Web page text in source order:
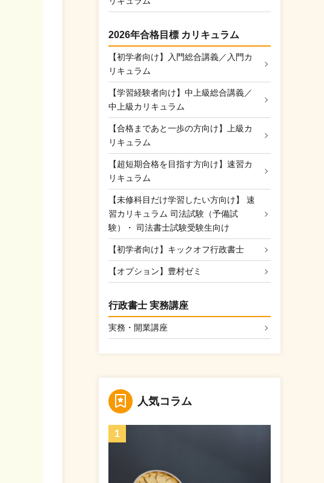
2026年合格目標 カリキュラム
【初学者向け】入門総合講義／入門カ
リキュラム
【学習経験者向け】中上級総合講義／
中上級カリキュラム
【合格まであと一歩の方向け】上級カ
リキュラム
【超短期合格を目指す方向け】速習カ
リキュラム
【未修科目だけ学習したい方向け】 速
習カリキュラム 司法試験（予備試
験）・ 司法書士試験受験生向け
【初学者向け】キックオフ行政書士
【オプション】豊村ゼミ
行政書士 実務講座
実務・開業講座
人気コラム